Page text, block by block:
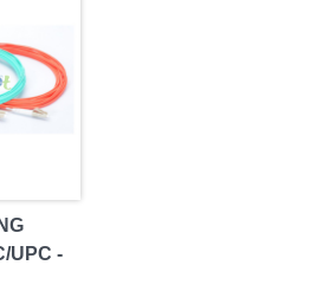
UPC -